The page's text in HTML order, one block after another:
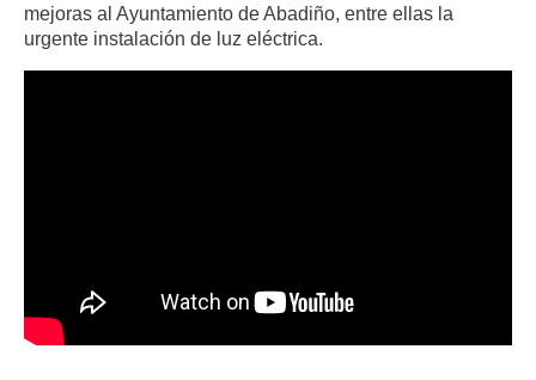
mejoras al Ayuntamiento de Abadiño, entre ellas la
urgente instalación de luz eléctrica.